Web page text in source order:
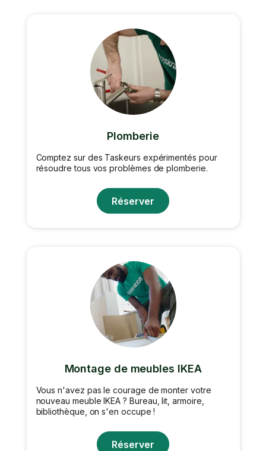
Plomberie
Comptez sur des Taskeurs expérimentés pour
résoudre tous vos problèmes de plomberie.
Réserver
Montage de meubles IKEA
Vous n'avez pas le courage de monter votre
nouveau meuble IKEA ? Bureau, lit, armoire,
bibliothèque, on s'en occupe !
Réserver